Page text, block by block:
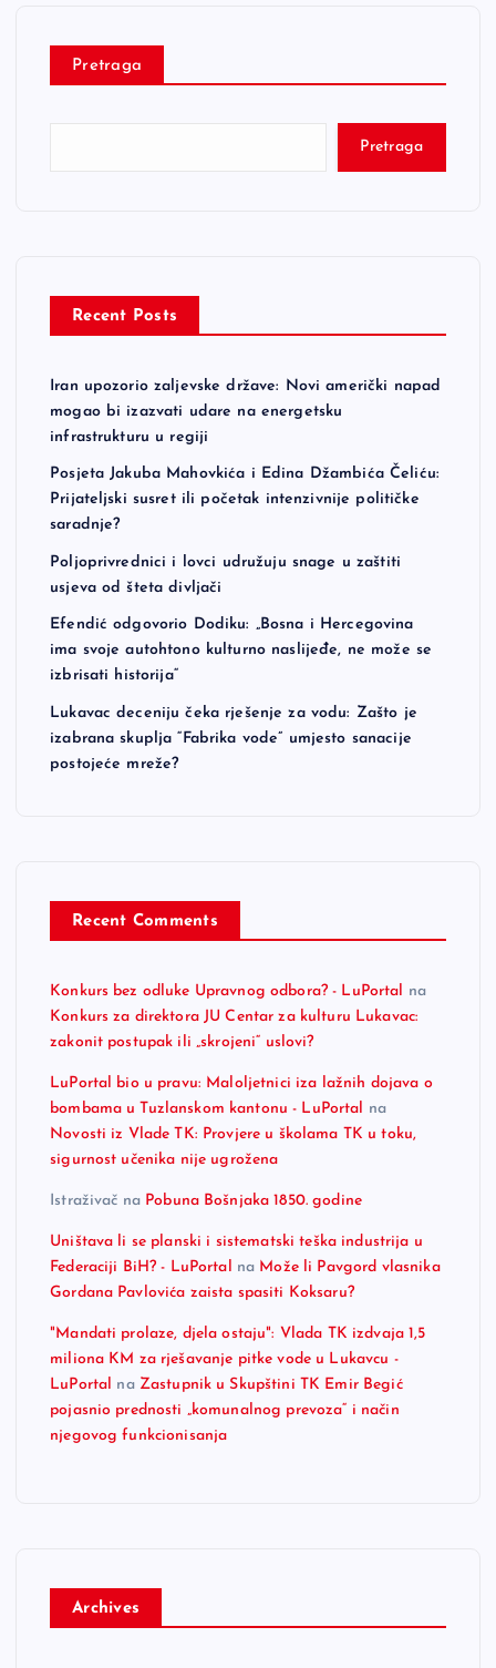
Pretraga
Pretraga
Recent Posts
Iran upozorio zaljevske države: Novi američki napad
mogao bi izazvati udare na energetsku
infrastrukturu u regiji
Posjeta Jakuba Mahovkića i Edina Džambića Čeliću:
Prijateljski susret ili početak intenzivnije političke
saradnje?
Poljoprivrednici i lovci udružuju snage u zaštiti
usjeva od šteta divljači
Efendić odgovorio Dodiku: „Bosna i Hercegovina
ima svoje autohtono kulturno naslijeđe, ne može se
izbrisati historija“
Lukavac deceniju čeka rješenje za vodu: Zašto je
izabrana skuplja “Fabrika vode” umjesto sanacije
postojeće mreže?
Recent Comments
Konkurs bez odluke Upravnog odbora? - LuPortal
na
Konkurs za direktora JU Centar za kulturu Lukavac:
zakonit postupak ili „skrojeni“ uslovi?
LuPortal bio u pravu: Maloljetnici iza lažnih dojava o
bombama u Tuzlanskom kantonu - LuPortal
na
Novosti iz Vlade TK: Provjere u školama TK u toku,
sigurnost učenika nije ugrožena
Istraživač na Pobuna Bošnjaka 1850. godine
Uništava li se planski i sistematski teška industrija u
Federaciji BiH? - LuPortal na Može li Pavgord vlasnika
Gordana Pavlovića zaista spasiti Koksaru?
"Mandati prolaze, djela ostaju": Vlada TK izdvaja 1,5
miliona KM za rješavanje pitke vode u Lukavcu -
LuPortal na Zastupnik u Skupštini TK Emir Begić
pojasnio prednosti „komunalnog prevoza“ i način
njegovog funkcionisanja
Archives